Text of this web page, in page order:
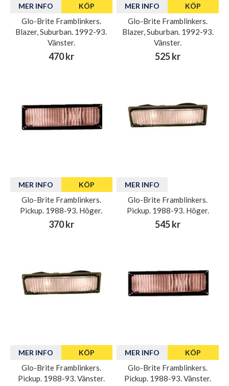
MER INFO KÖP
Glo-Brite Framblinkers.
Blazer, Suburban. 1992-93.
Vänster.
470 kr
MER INFO KÖP
Glo-Brite Framblinkers.
Blazer, Suburban. 1992-93.
Vänster.
525 kr
MER INFO KÖP
Glo-Brite Framblinkers.
Pickup. 1988-93. Höger.
370 kr
MER INFO
Glo-Brite Framblinkers.
Pickup. 1988-93. Höger.
545 kr
MER INFO KÖP
Glo-Brite Framblinkers.
Pickup. 1988-93. Vänster.
MER INFO KÖP
Glo-Brite Framblinkers.
Pickup. 1988-93. Vänster.